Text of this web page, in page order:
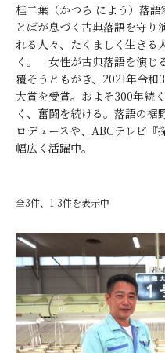
桂二葉（かつら によう）落
とばが息づく古典落語を守り
れる人々、たくましく生きる
く。「女性が古典落語を演
覆そうともがき、2021年令
大賞を受賞。およそ300年続
く、奮闘を続ける。落語の
ロデュースや、ABCテレビ『
幅広く活躍中。
全3件、1-3件を表示中